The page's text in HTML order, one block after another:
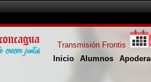
Inicio Alumnos
Transmisión Frontis